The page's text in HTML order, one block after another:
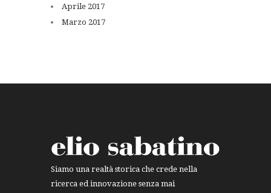
Aprile 2017
Marzo 2017
Siamo una realtà storica che crede nella
ricerca ed innovazione senza mai